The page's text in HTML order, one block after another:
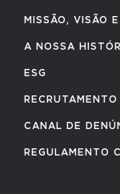
MISSÃO, VISÃO
A NOSSA
ESG
RECRUTAMENTO
CANAL DE
REGULAMENTO